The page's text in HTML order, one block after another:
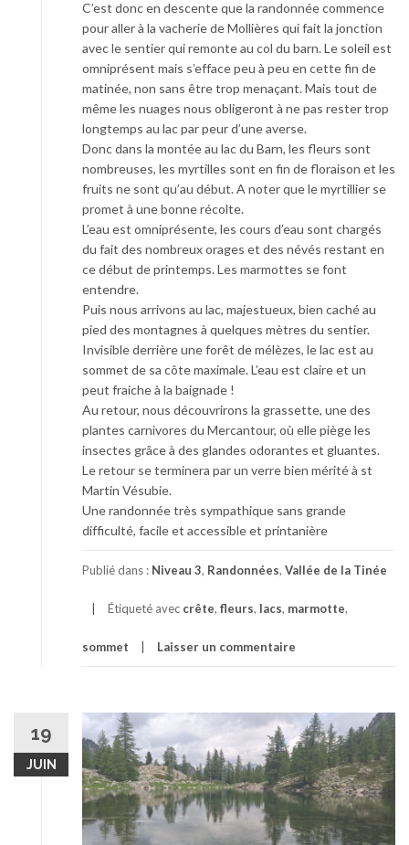
C’est donc en descente que la randonnée commence
pour aller à la vacherie de Mollières qui fait la jonction
avec le sentier qui remonte au col du barn. Le soleil est
omniprésent mais s’efface peu à peu en cette fin de
matinée, non sans être trop menaçant. Mais tout de
même les nuages nous obligeront à ne pas rester trop
longtemps au lac par peur d’une averse.
Donc dans la montée au lac du Barn, les fleurs sont
nombreuses, les myrtilles sont en fin de floraison et les
fruits ne sont qu’au début. A noter que le myrtillier se
promet à une bonne récolte.
L’eau est omniprésente, les cours d’eau sont chargés
du fait des nombreux orages et des névés restant en
ce début de printemps. Les marmottes se font
entendre.
Puis nous arrivons au lac, majestueux, bien caché au
pied des montagnes à quelques mètres du sentier.
Invisible derrière une forêt de mélèzes, le lac est au
sommet de sa côte maximale. L’eau est claire et un
peut fraiche à la baignade !
Au retour, nous découvrirons la grassette, une des
plantes carnivores du Mercantour, où elle piège les
insectes grâce à des glandes odorantes et gluantes.
Le retour se terminera par un verre bien mérité à st
Martin Vésubie.
Une randonnée très sympathique sans grande
difficulté, facile et accessible et printanière
Publié dans : Niveau 3, Randonnées, Vallée de la Tinée
Étiqueté avec crête, fleurs, lacs, marmotte,
sommet Laisser un commentaire
19
JUIN